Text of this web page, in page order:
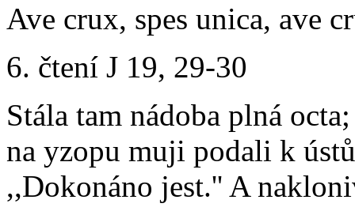
Ave crux, spes unica, ave
6. čtení J 19, 29-30
Stála tam nádoba plná
na yzopu muji podali k
,,Dokonáno jest.'' A